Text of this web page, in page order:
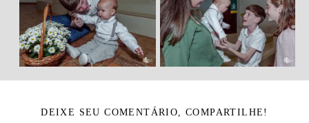
DEIXE SEU COMENTÁRIO, COMPARTILHE!